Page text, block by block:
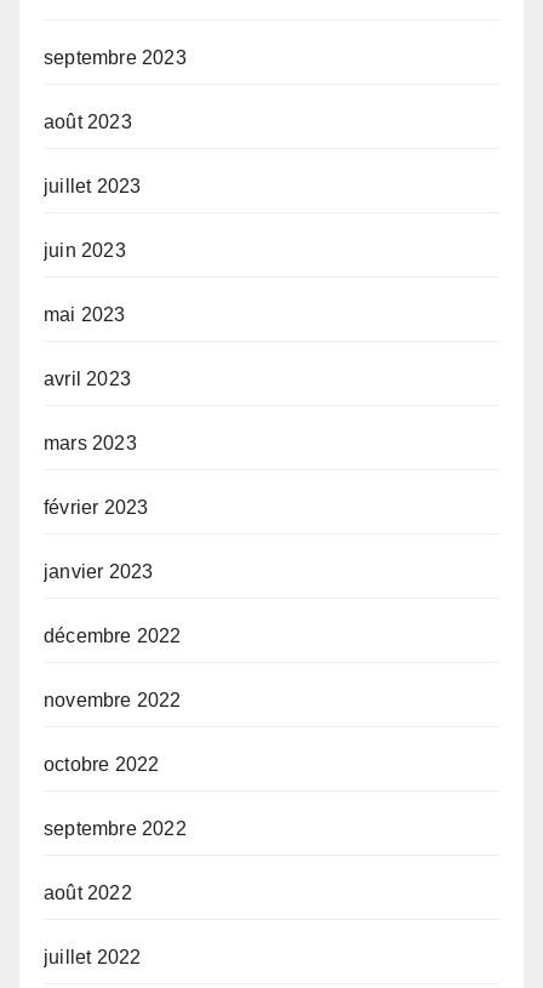
septembre 2023
août 2023
juillet 2023
juin 2023
mai 2023
avril 2023
mars 2023
février 2023
janvier 2023
décembre 2022
novembre 2022
octobre 2022
septembre 2022
août 2022
juillet 2022